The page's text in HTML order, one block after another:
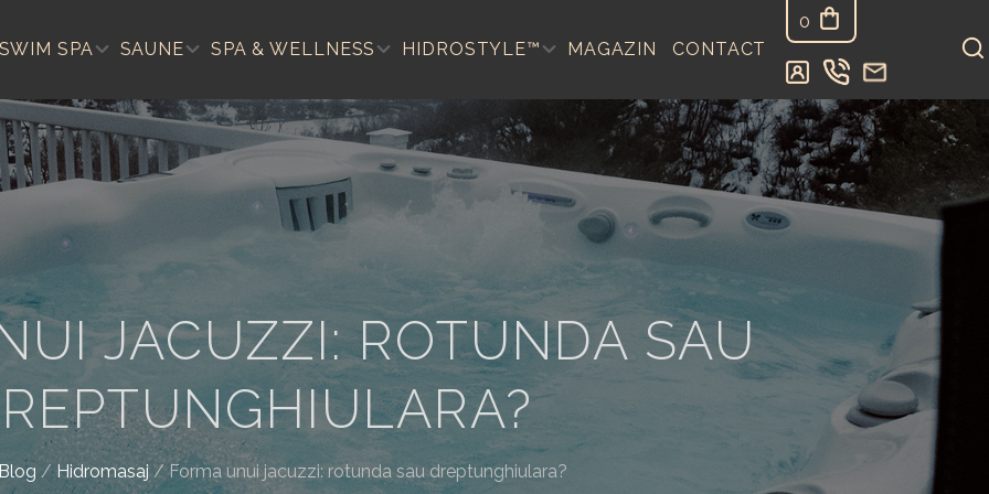
SWIM SPA SAUNE SPA & WELLNESS HIDROSTYLE™ MAGAZIN CONTACT
0
JACUZZI: ROTUNDA SAU
Blog / Hidromasaj/Forma unui jacuzzi: rotunda sau dreptunghiulara?